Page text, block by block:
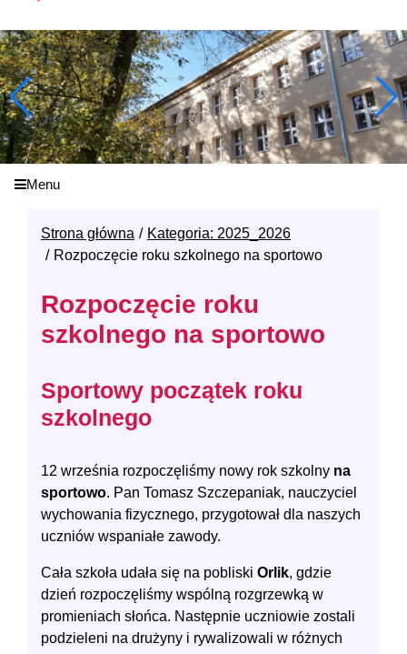
Menu
Strona główna
Kategoria: 2025_2026
Rozpoczęcie roku szkolnego na sportowo
Rozpoczęcie roku
szkolnego na sportowo
Sportowy początek roku
szkolnego
12 września rozpoczęliśmy nowy rok szkolny na
sportowo. Pan Tomasz Szczepaniak, nauczyciel
wychowania fizycznego, przygotował dla naszych
uczniów wspaniałe zawody.
Cała szkoła udała się na pobliski Orlik, gdzie
dzień rozpoczęliśmy wspólną rozgrzewką w
promieniach słońca. Następnie uczniowie zostali
podzieleni na drużyny i rywalizowali w różnych